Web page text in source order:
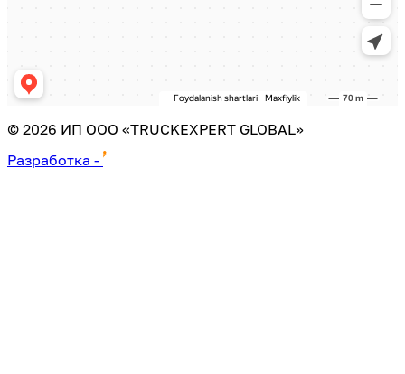
© 2026 ИП ООО «TRUCKEXPERT GLOBAL»
Разработка -